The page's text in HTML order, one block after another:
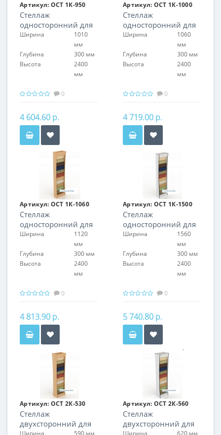
Артикул: ОСТ 1К-950
Стеллаж
односторонний для
обоев
Ширина
1010
мм
Глубина
300 мм
Высота
2400
мм
0
4 604.60 р.
Артикул: ОСТ 1К-1000
Стеллаж
односторонний для
обоев
Ширина
1060
мм
Глубина
300 мм
Высота
2400
мм
0
4 719.00 р.
Артикул: ОСТ 1К-1060
Стеллаж
односторонний для
обоев
Ширина
1120
мм
Глубина
300 мм
Высота
2400
мм
0
4 813.90 р.
Артикул: ОСТ 1К-1500
Стеллаж
односторонний для
обоев
Ширина
1560
мм
Глубина
300 мм
Высота
2400
мм
0
5 740.80 р.
Артикул: ОСТ 2К-530
Стеллаж
двухсторонний для
Артикул: ОСТ 2К-560
Стеллаж
двухсторонний для